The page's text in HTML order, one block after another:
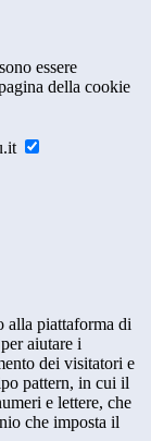
essere
della cookie
alla piattaforma di
aiutare i
dei visitatori e
pattern, in cui il
e lettere, che
che imposta il